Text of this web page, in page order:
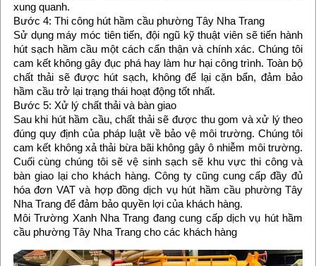
xung quanh.
Bước 4: Thi công hút hầm cầu phường Tây Nha Trang
Sử dụng máy móc tiên tiến, đội ngũ kỹ thuật viên sẽ tiến hành
hút sạch hầm cầu một cách cẩn thận và chính xác. Chúng tôi
cam kết không gây đục phá hay làm hư hại công trình. Toàn bộ
chất thải sẽ được hút sạch, không để lại cặn bẩn, đảm bảo
hầm cầu trở lại trạng thái hoạt động tốt nhất.
Bước 5: Xử lý chất thải và bàn giao
Sau khi hút hầm cầu, chất thải sẽ được thu gom và xử lý theo
đúng quy định của pháp luật về bảo vệ môi trường. Chúng tôi
cam kết không xả thải bừa bãi không gây ô nhiễm môi trường.
Cuối cùng chúng tôi sẽ vệ sinh sạch sẽ khu vực thi công và
bàn giao lại cho khách hàng. Công ty cũng cung cấp đầy đủ
hóa đơn VAT và hợp đồng dịch vụ hút hầm cầu phường Tây
Nha Trang để đảm bảo quyền lợi của khách hàng.
Môi Trường Xanh Nha Trang đang cung cấp dịch vụ hút hầm
cầu phường Tây Nha Trang cho các khách hàng